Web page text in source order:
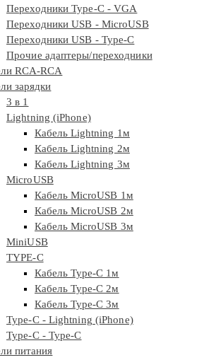
Переходники Type-C - VGA
Переходники USB - MicroUSB
Переходники USB - Type-C
Прочие адаптеры/переходники
RCA-RCA
зарядки
3 в 1
Lightning (iPhone)
Кабель Lightning 1м
Кабель Lightning 2м
Кабель Lightning 3м
MicroUSB
Кабель MicroUSB 1м
Кабель MicroUSB 2м
Кабель MicroUSB 3м
MiniUSB
TYPE-C
Кабель Type-C 1м
Кабель Type-C 2м
Кабель Type-C 3м
Type-C - Lightning (iPhone)
Type-C - Type-C
питания